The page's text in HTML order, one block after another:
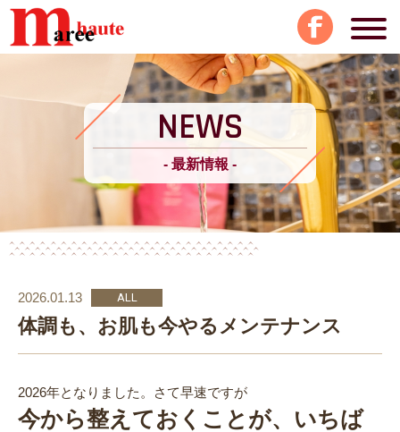
NEWS
- 最新情報 -
2026.01.13 ALL
体調も、お肌も今やるメンテナンス
2026年となりました。さて早速ですが
今から整えておくことが、いちば